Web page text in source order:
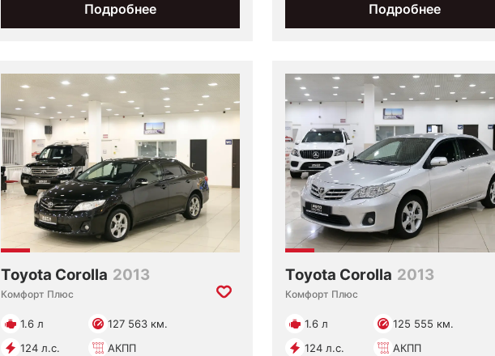
Подробнее Подробнее
Toyota Corolla 2013
Комфорт Плюс
1.6 л
127 563 км.
124 л.с.
АКПП
Toyota Corolla 2013
Комфорт Плюс
1.6 л
125 555 км.
124 л.с.
АКПП